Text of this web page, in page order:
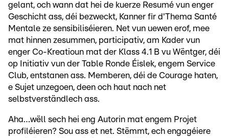
gelant, och wann dat hei de kuerze Resumé vun enger
Geschicht ass, déi bezweckt, Kanner fir d'Thema Santé
Mentale ze sensibiliséieren. Net vun uewen erof, mee
mat hinnen zesummen, participativ, am Kader vun
enger Co-Kreatioun mat der Klass 4.1 B vu Wëntger, déi
op Initiativ vun der Table Ronde Éislek, engem Service
Club, entstanen ass. Memberen, déi de Courage haten,
e Sujet unzegoen, deen och haut nach net
selbstverständlech ass.
Aha…wëll sech hei eng Autorin mat engem Projet
profiléieren? Sou ass et net. Stëmmt, ech engagéiere